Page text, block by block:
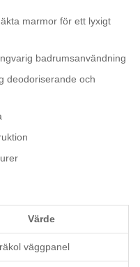
marmor för ett lyxigt
badrumsanvändning
deodoriserande och
Värde
väggpanel